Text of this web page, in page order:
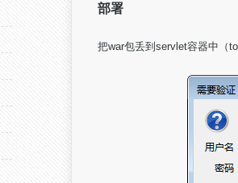
部署
把war包丢到servlet容器中（